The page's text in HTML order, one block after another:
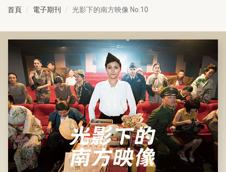
首頁 電子期刊 光影下的南方映像 No.10